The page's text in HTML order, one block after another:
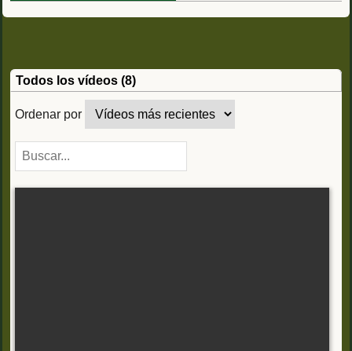
Todos los vídeos (8)
Ordenar por